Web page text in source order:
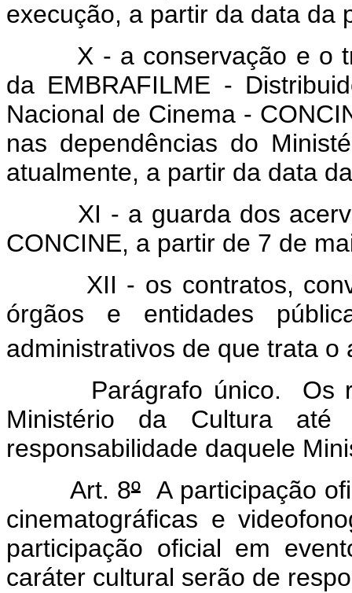
execução, a partir da data da
X - a conservação e o
da EMBRAFILME -
Nacional de Cinema -
nas dependências do
atualmente, a partir da data
XI - a guarda dos
CONCINE, a partir de 7 de
XII - os contratos,
órgãos e entidades
administrativos de que trata o
Parágrafo único. Os
Ministério da Cultura
responsabilidade daquele
Art. 8ºA participação
cinematográficas e
participação oficial em
caráter cultural serão de